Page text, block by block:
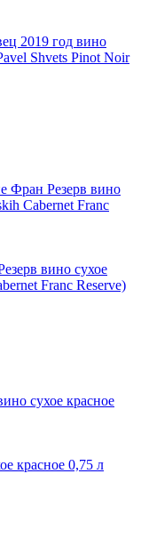
2019 год вино
Shvets Pinot Noir
вино сухое
Franc Reserve)
красное 0,75 л